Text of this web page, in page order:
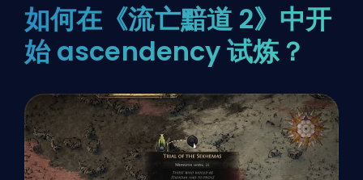
如何在《流亡黯道 2》中开
始 ascendency 试炼？